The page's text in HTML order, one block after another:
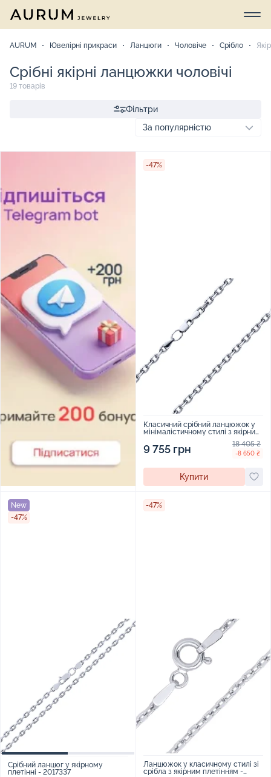
AURUM Ювелірні прикраси Ланцюги Чоловіче Срібло Якір
Срібні якірні ланцюжки чоловічі
19 товарів
Фільтри
-47%
Класичний срібний ланцюжок у
мінімалістичному стилі з якірним
9 755 грн 18 405 ₴
-8 650 ₴
Купити
New
-47%
Срібний ланцюг у якірному
плетінні - 2017337
-47%
Ланцюжок у класичному стилі зі
срібла з якірним плетінням -